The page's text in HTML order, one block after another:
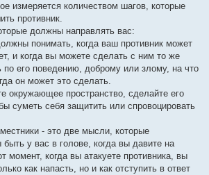
измеряется количеством шагов, которые
противник.
должны направлять вас:
понимать, когда ваш противник может
и когда вы можете сделать с ним то же
по его поведению, доброму или злому, на что
он может это сделать.
окружающее пространство, сделайте его
суметь себя защитить или спровоцировать
- это две мысли, которые
у вас в голове, когда вы давите на
момент, когда вы атакуете противника, вы
как напасть, но и как отступить в ответ